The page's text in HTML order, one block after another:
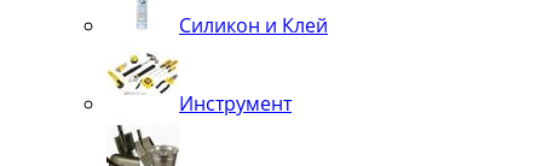
Силикон и Клей
Инструмент